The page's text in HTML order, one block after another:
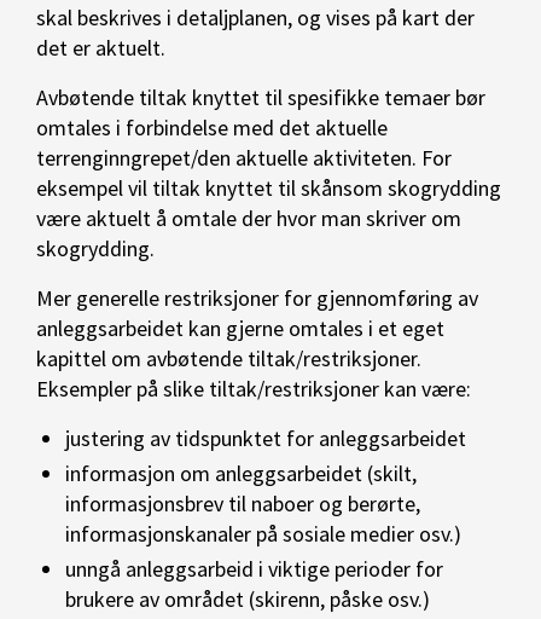
skal beskrives i detaljplanen, og vises på kart der
det er aktuelt.
Avbøtende tiltak knyttet til spesifikke temaer bør
omtales i forbindelse med det aktuelle
terrenginngrepet/den aktuelle aktiviteten. For
eksempel vil tiltak knyttet til skånsom skogrydding
være aktuelt å omtale der hvor man skriver om
skogrydding.
Mer generelle restriksjoner for gjennomføring av
anleggsarbeidet kan gjerne omtales i et eget
kapittel om avbøtende tiltak/restriksjoner.
Eksempler på slike tiltak/restriksjoner kan være:
justering av tidspunktet for anleggsarbeidet
informasjon om anleggsarbeidet (skilt,
informasjonsbrev til naboer og berørte,
informasjonskanaler på sosiale medier osv.)
unngå anleggsarbeid i viktige perioder for
brukere av området (skirenn, påske osv.)